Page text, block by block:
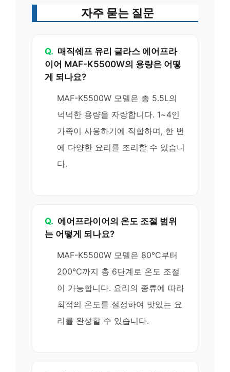
자주 묻는 질문
Q. 매직쉐프 유리 글라스 에어프라
이어 MAF-K5500W의 용량은 어떻
게 되나요?
MAF-K5500W 모델은 총 5.5L의
넉넉한 용량을 자랑합니다. 1~4인
가족이 사용하기에 적합하며, 한 번
에 다양한 요리를 조리할 수 있습니
다.
Q. 에어프라이어의 온도 조절 범위
는 어떻게 되나요?
MAF-K5500W 모델은 80°C부터
200°C까지 총 6단계로 온도 조절
이 가능합니다. 요리의 종류에 따라
최적의 온도를 설정하여 맛있는 요
리를 완성할 수 있습니다.